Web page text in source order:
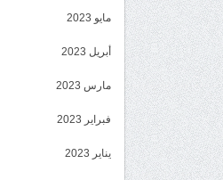
مايو 2023
أبريل 2023
مارس 2023
فبراير 2023
يناير 2023